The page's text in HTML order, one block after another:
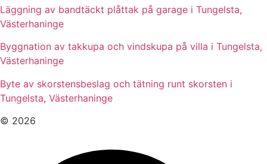
Läggning av bandtäckt plåttak på garage i Tungelsta,
Västerhaninge
Byggnation av takkupa och vindskupa på villa i Tungelsta,
Västerhaninge
Byte av skorstensbeslag och tätning runt skorsten i
Tungelsta, Västerhaninge
© 2026